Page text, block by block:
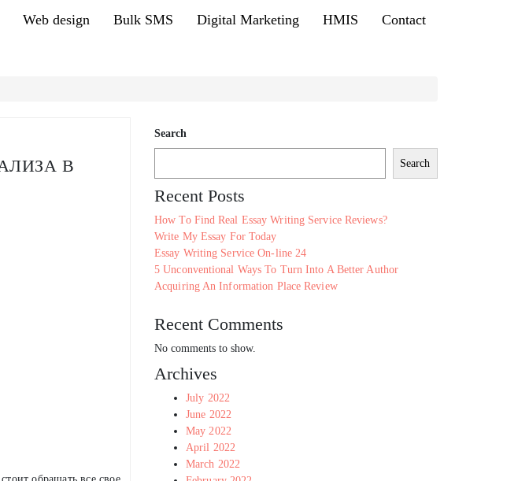
Web design Bulk SMS Digital Marketing HMIS Contact
В
Search
Search
Recent Posts
How To Find Real Essay Writing Service Reviews?
Write My Essay For Today
Essay Writing Service On-line 24
5 Unconventional Ways To Turn Into A Better Author
Acquiring An Information Place Review
Recent Comments
No comments to show.
Archives
July 2022
June 2022
May 2022
April 2022
March 2022